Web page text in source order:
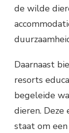
de wilde
Daarnaast
resorts
begeleide
dieren. Deze
staat om